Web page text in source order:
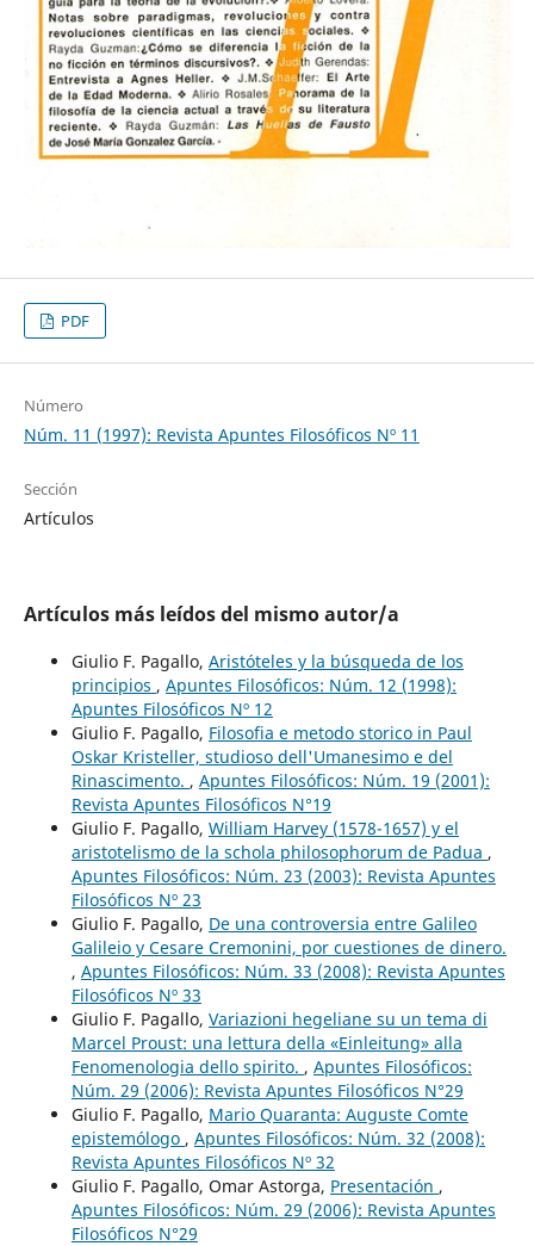
PDF
Número
Núm. 11 (1997): Revista Apuntes Filosóficos Nº 11
Sección
Artículos
Artículos más leídos del mismo autor/a
Giulio F. Pagallo, Aristóteles y la búsqueda de los
principios , Apuntes Filosóficos: Núm. 12 (1998):
Apuntes Filosóficos Nº 12
Giulio F. Pagallo, Filosofia e metodo storico in Paul
Oskar Kristeller, studioso dell'Umanesimo e del
Rinascimento. , Apuntes Filosóficos: Núm. 19 (2001):
Revista Apuntes Filosóficos N°19
Giulio F. Pagallo, William Harvey (1578-1657) y el
aristotelismo de la schola philosophorum de Padua ,
Apuntes Filosóficos: Núm. 23 (2003): Revista Apuntes
Filosóficos Nº 23
Giulio F. Pagallo, De una controversia entre Galileo
Galileio y Cesare Cremonini, por cuestiones de dinero.
, Apuntes Filosóficos: Núm. 33 (2008): Revista Apuntes
Filosóficos Nº 33
Giulio F. Pagallo, Variazioni hegeliane su un tema di
Marcel Proust: una lettura della «Einleitung» alla
Fenomenologia dello spirito. , Apuntes Filosóficos:
Núm. 29 (2006): Revista Apuntes Filosóficos N°29
Giulio F. Pagallo, Mario Quaranta: Auguste Comte
epistemólogo , Apuntes Filosóficos: Núm. 32 (2008):
Revista Apuntes Filosóficos Nº 32
Giulio F. Pagallo, Omar Astorga, Presentación ,
Apuntes Filosóficos: Núm. 29 (2006): Revista Apuntes
Filosóficos N°29